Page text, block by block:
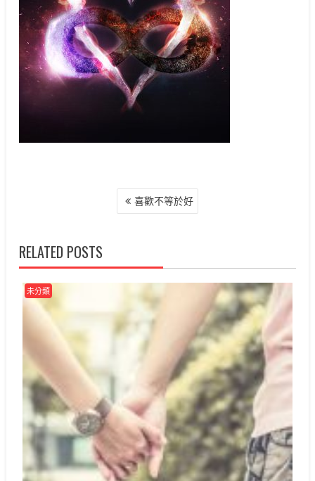
覽
喜歡不等於好
RELATED POSTS
未分類